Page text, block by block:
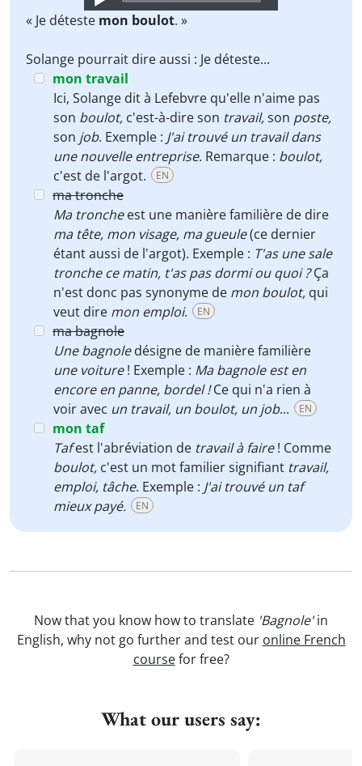
Player
« Je déteste mon boulot. »
Solange pourrait dire aussi : Je déteste...
mon travail
Ici, Solange dit à Lefebvre qu'elle n'aime pas
son boulot, c'est-à-dire son travail,son poste,
son job. Exemple : J'ai trouvé un travail dans
une nouvelle entreprise. Remarque : boulot,
c'est de l'argot.
EN
ma tronche
Ma troncheest une manière familière de dire
ma tête, mon visage, ma gueule(ce dernier
étant aussi de l'argot). Exemple : T'as une sale
tronche ce matin, t'as pas dormi ou quoi ?Ça
n'est donc pas synonyme de mon boulot, qui
veut dire mon emploi. EN
ma bagnole
Une bagnoledésigne de manière familière
une voiture! Exemple : Ma bagnole est en
encore en panne, bordel !Ce qui n'a rien à
voir avec un travail, un boulot, un job... EN
mon taf
Tafest l'abréviation de travail à faire! Comme
boulot, c'est un mot familier signifiant travail,
emploi, tâche. Exemple : J'ai trouvé un taf
mieux payé.
EN
Now that you know how to translate 'Bagnole'in
English, why not go further and test our online French
coursefor free?
What our users say: